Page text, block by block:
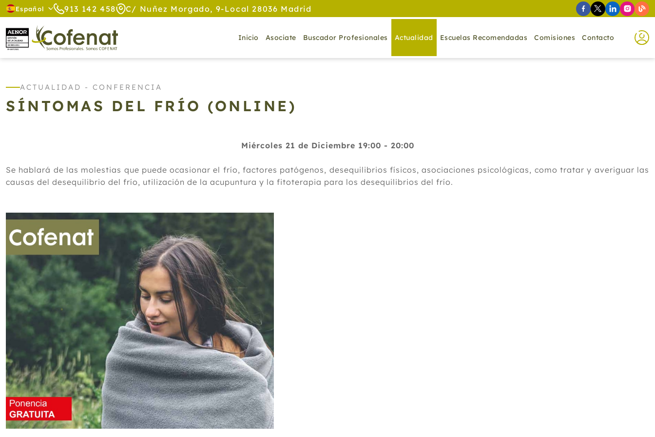
Español 913 142 458 C/ Nuñez Morgado, 9-Local 28036 Madrid
Inicio Asociate Buscador Profesionales Actualidad Escuelas Recomendadas Comisiones Contacto
ACTUALIDAD - CONFERENCIA
SÍNTOMAS DEL FRÍO (ONLINE)
Miércoles 21 de Diciembre 19:00 - 20:00
Se hablará de las molestias que puede ocasionar el frío, factores patógenos, desequilibrios físicos, asociaciones psicológicas, como tratar y averiguar las
causas del desequilibrio del frío, utilización de la acupuntura y la fitoterapia para los desequilibrios del frío.